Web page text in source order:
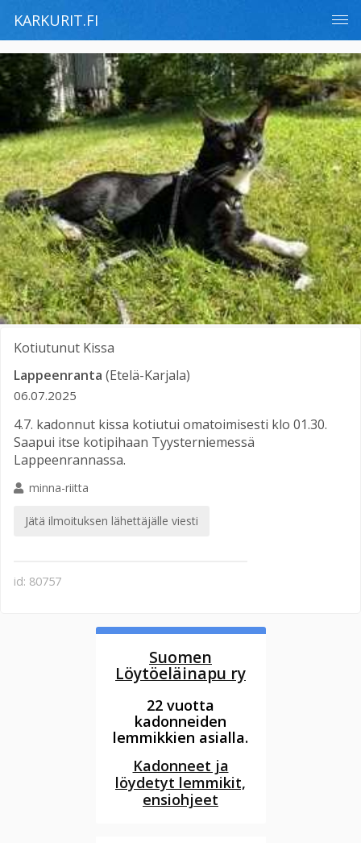
KARKURIT.FI
Kotiutunut Kissa
Lappeenranta (Etelä-Karjala)
06.07.2025
4.7. kadonnut kissa kotiutui omatoimisesti klo 01.30.
Saapui itse kotipihaan Tyysterniemessä
Lappeenrannassa.
minna-riitta
Jätä ilmoituksen lähettäjälle viesti
id: 80757
Suomen
Löytöeläinapu ry
22 vuotta
kadonneiden
lemmikkien asialla.
Kadonneet ja
löydetyt lemmikit,
ensiohjeet